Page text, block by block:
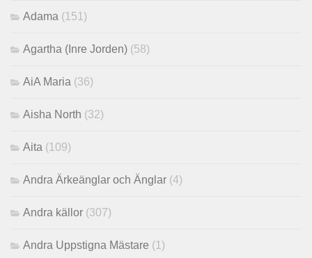
Adama (151)
Agartha (Inre Jorden) (58)
AiA Maria (36)
Aisha North (32)
Aita (109)
Andra Ärkeänglar och Änglar (4)
Andra källor (307)
Andra Uppstigna Mästare (1)